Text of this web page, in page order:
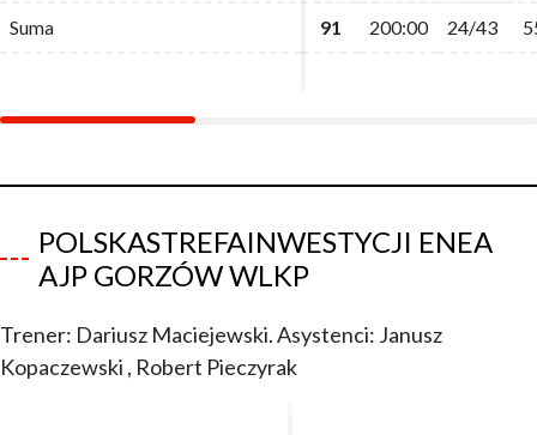
Suma 91 200:00 24/43
Suma 91 200:00 24/43
POLSKASTREFAINWESTYCJI ENEA
AJP GORZÓW WLKP
Trener: Dariusz Maciejewski. Asystenci: Janusz
Kopaczewski , Robert Pieczyrak